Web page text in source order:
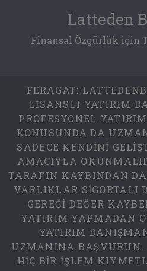
Latteden
Finansal Özgürlük için
FERAGAT:
LISANSLI YATIRIM
PROFESYONEL
KONUSUNDA DA
SADECE KENDINI
AMACIYLA
TARAFIN KAYBINDAN DA
VARLIKLAR SIGORTALI
GEREĞI DEĞER
YATIRIM YAPMADAN
YATIRIM
UZMANINA BAŞVURUN.
HIÇ BIR IŞLEM